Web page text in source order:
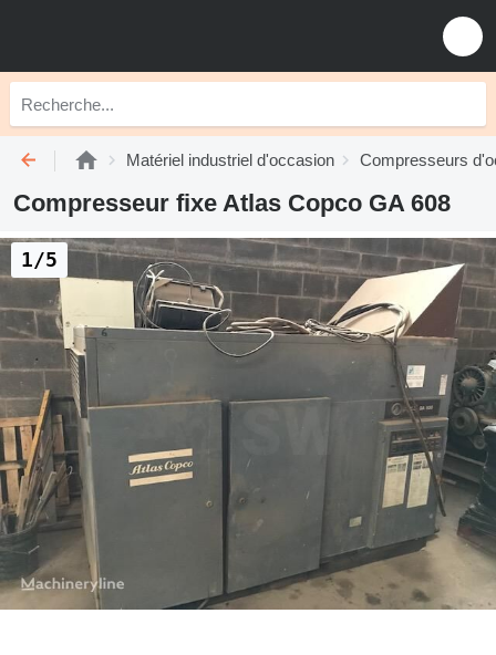
Matériel industriel d'occasion Compresseurs
Compresseur fixe Atlas Copco GA 608
1/5